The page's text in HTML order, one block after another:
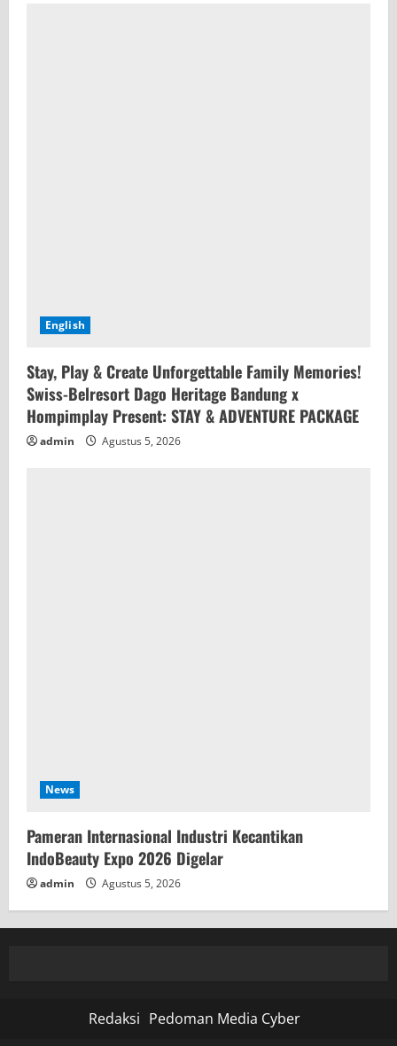
English
Stay, Play & Create Unforgettable Family Memories!
Swiss-Belresort Dago Heritage Bandung x
Hompimplay Present: STAY & ADVENTURE PACKAGE
admin Agustus 5, 2026
News
Pameran Internasional Industri Kecantikan
IndoBeauty Expo 2026 Digelar
admin Agustus 5, 2026
Redaksi Pedoman Media Cyber